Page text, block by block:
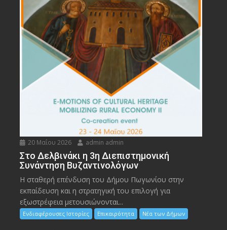
20 Μαΐου 2026 admin admin
Στο Δελβινάκι η 3η Διεπιστημονική
Συνάντηση Βυζαντινολόγων
Η σταθερή επένδυση του Δήμου Πωγωνίου στην
εκπαίδευση και η στρατηγική του επιλογή για
εξωστρέφεια μετουσιώνονται...
Ενδιαφέρουσες Ιστορίες Επικαιρότητα Νέα των Δήμων